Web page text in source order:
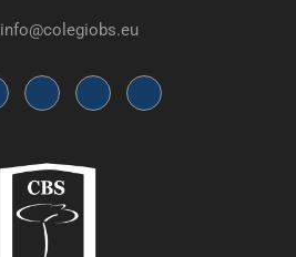
info@colegiobs.eu